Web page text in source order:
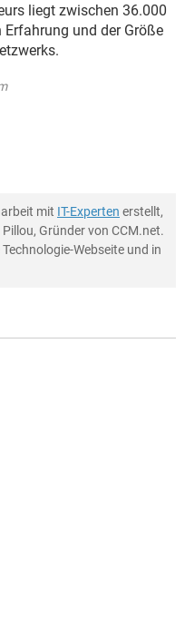
liegt zwischen 36.000
und der Größe
mit IT-Experten erstellt,
Gründer von CCM.net.
Webseite und in